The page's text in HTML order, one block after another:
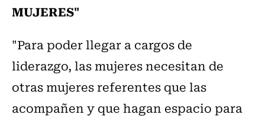
MUJERES"
"Para poder llegar a cargos de
liderazgo, las mujeres necesitan de
otras mujeres referentes que las
acompañen y que hagan espacio para